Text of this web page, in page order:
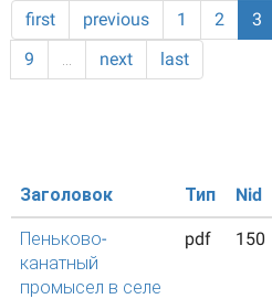
first previous 1 2 3
9
… next last
Заголовок Тип Nid
Пеньково-
канатный
промысел в селе
pdf 150